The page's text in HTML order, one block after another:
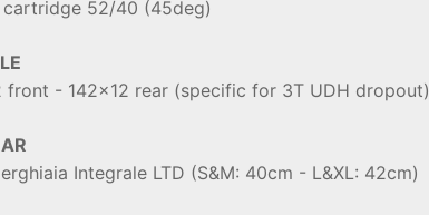
cartridge 52/40 (45deg)
front - 142x12 rear (specific for 3T UDH dropout)
Integrale LTD (S&M: 40cm - L&XL: 42cm)